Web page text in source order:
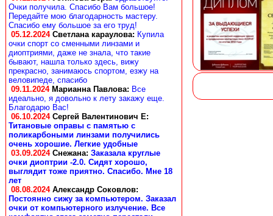
Очки получила. Спасибо Вам большое!
Передайте мою благодарность мастеру.
Спасибо ему большое за его труд!
05.12.2024 Светлана караулова: Купила
очки спорт со сменными линзами и
диоптриями, даже не знала, что такие
бывают, нашла только здесь, вижу
прекрасно, занимаюсь спортом, езжу на
веловипеде, спасибо
09.11.2024 Марианна Павлова: Все
идеально, я довольно к лету закажу еще.
Благодарю Вас!
06.10.2024 Сергей Валентинович Е:
Титановые оправы с памятью с
поликарбоными линзами получились
очень хорошие. Легкие удобные
03.09.2024 Снежана: Заказала круглые
очки диоптрии -2.0. Сидят хорошо,
выглядит тоже приятно. Спасибо. Мне 18
лет
08.08.2024 Александр Соковлов:
Постоянно сижу за компьютером. Заказал
очки от компьютерного излучение. Все